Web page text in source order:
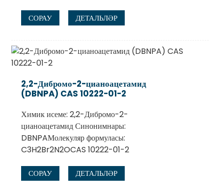
СОРАУ ДЕТАЛЬЛӘР
2,2-Дибромо-2-цианоацетамид
(DBNPA) CAS 10222-01-2
Химик исеме: 2,2-Дибромо-2-
цианоацетамид Синонимнары:
DBNPAМолекуляр формуласы:
C3H2Br2N2OCAS 10222-01-2
СОРАУ ДЕТАЛЬЛӘР